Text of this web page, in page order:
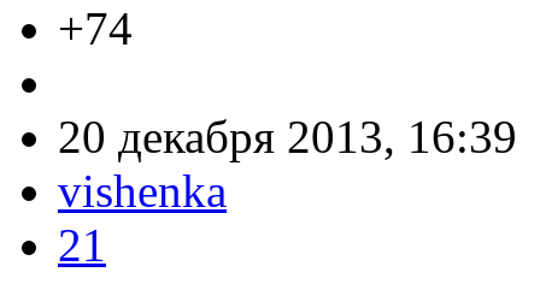
+74
20 декабря 2013, 16:39
vishenka
21